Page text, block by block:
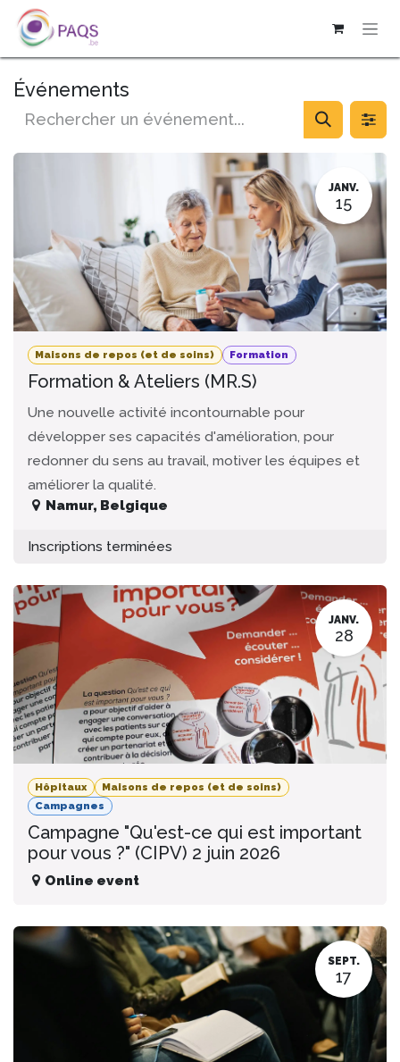
SE RENDRE AU CONTENU
Événements
JANV.
15
Maisons de repos (et de soins) Formation
Formation & Ateliers (MR.S)
Une nouvelle activité incontournable pour
développer ses capacités d'amélioration, pour
redonner du sens au travail, motiver les équipes et
améliorer la qualité.
Namur, Belgique
Inscriptions terminées
JANV.
28
Hôpitaux
Maisons de repos (et de soins)
Campagnes
Campagne "Qu'est-ce qui est important
pour vous ?" (CIPV) 2 juin 2026
Online event
SEPT.
17